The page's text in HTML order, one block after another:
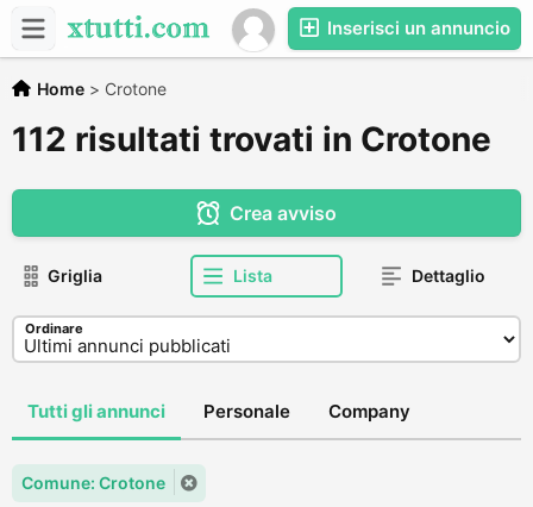
Inserisci un annuncio
Home > Crotone
112 risultati trovati in Crotone
Crea avviso
Griglia Lista Dettaglio
Ordinare
Tutti gli annunci Personale Company
Comune: Crotone